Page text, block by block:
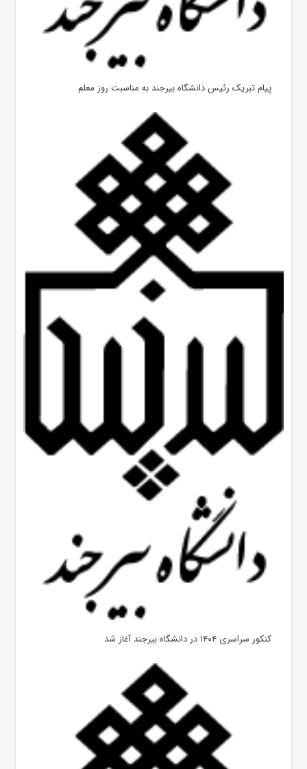
پیام تبریک رئیس دانشگاه بیرجند به مناسبت روز معلم
کنکور سراسری ۱۴۰۴ در دانشگاه بیرجند آغاز شد